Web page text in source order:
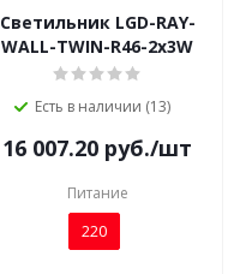
Светильник LGD-RAY-
WALL-TWIN-R46-2x3W
Есть в наличии (13)
16 007.20 руб./шт
Питание
220